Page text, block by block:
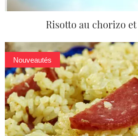
Risotto au chorizo et
Nouveautés